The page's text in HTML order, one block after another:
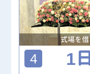
式場を
4 1